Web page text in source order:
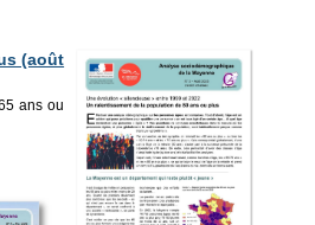
(août
ans ou